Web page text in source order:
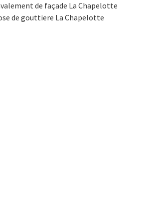
de façade La Chapelotte
de gouttiere La Chapelotte